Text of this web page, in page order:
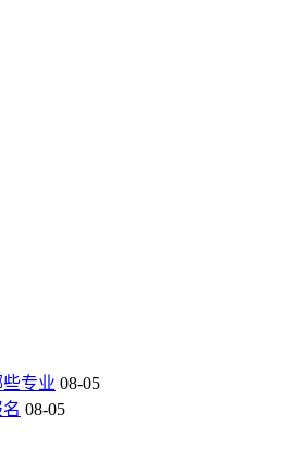
专业 08-05
08-05